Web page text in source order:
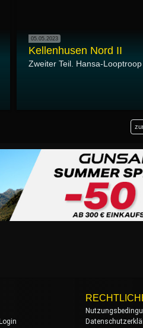
05.05.2023
Kellenhusen Nord II
Zweiter Teil. Hansa-Looptroop